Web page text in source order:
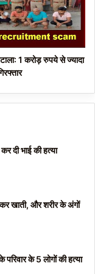
1 करोड़ रुपये से ज्यादा
दी भाई की हत्या
खाती, और शरीर के अंगों
परिवार के 5 लोगों की हत्या